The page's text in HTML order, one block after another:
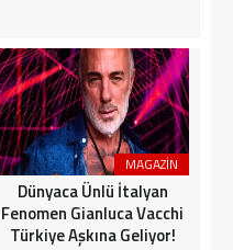
MAGAZİN
Dünyaca Ünlü İtalyan
Fenomen Gianluca Vacchi
Türkiye Aşkına Geliyor!